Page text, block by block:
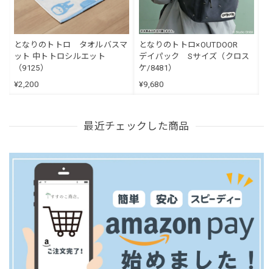
となりのトトロ タオルバスマ
ット 中トトロシルエット
（9125）
¥2,200
となりのトトロ×OUTDOOR
デイパック Sサイズ（クロス
ケ/8481）
¥9,680
最近チェックした商品